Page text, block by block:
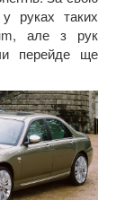
у руках таких
, але з рук
перейде ще